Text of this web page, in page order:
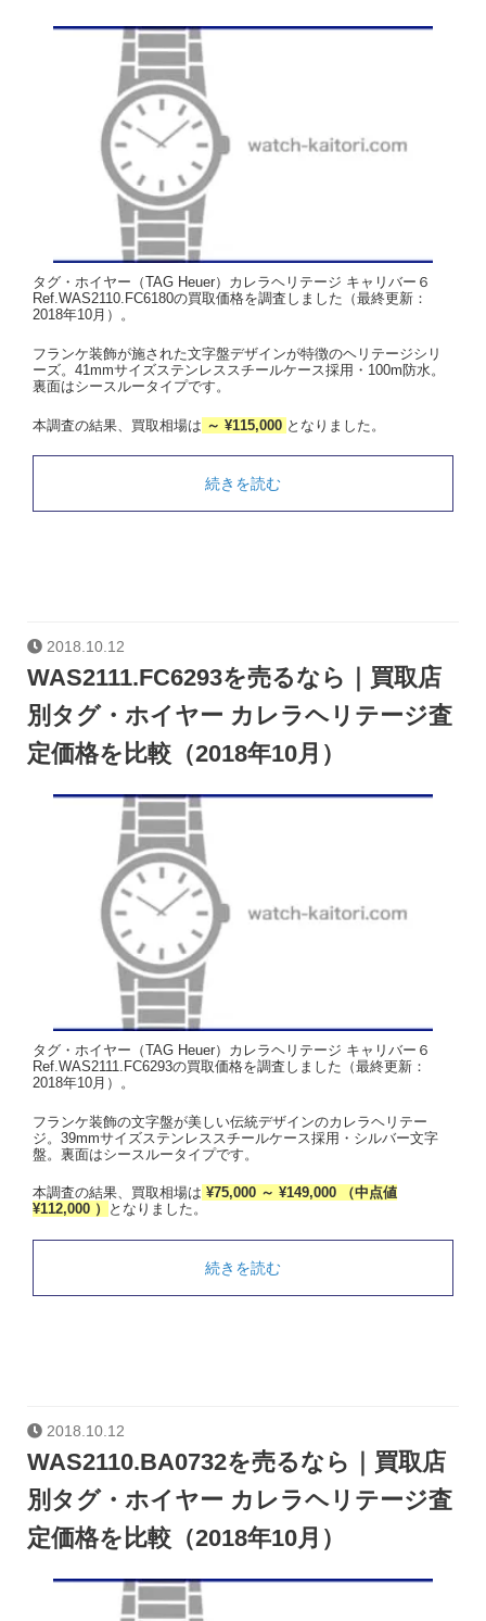
タグ・ホイヤー（TAG Heuer）カレラヘリテージ キャリバー６
Ref.WAS2110.FC6180の買取価格を調査しました（最終更新：
2018年10月）。
フランケ装飾が施された文字盤デザインが特徴のヘリテージシリ
ーズ。41mmサイズステンレススチールケース採用・100m防水。
裏面はシースルータイプです。
本調査の結果、買取相場は ～ ¥115,000 となりました。
続きを読む
2018.10.12
WAS2111.FC6293を売るなら｜買取店
別タグ・ホイヤー カレラヘリテージ査
定価格を比較（2018年10月）
タグ・ホイヤー（TAG Heuer）カレラヘリテージ キャリバー６
Ref.WAS2111.FC6293の買取価格を調査しました（最終更新：
2018年10月）。
フランケ装飾の文字盤が美しい伝統デザインのカレラヘリテー
ジ。39mmサイズステンレススチールケース採用・シルバー文字
盤。裏面はシースルータイプです。
本調査の結果、買取相場は ¥75,000 ～ ¥149,000 （中点値
¥112,000 ）
となりました。
続きを読む
2018.10.12
WAS2110.BA0732を売るなら｜買取店
別タグ・ホイヤー カレラヘリテージ査
定価格を比較（2018年10月）